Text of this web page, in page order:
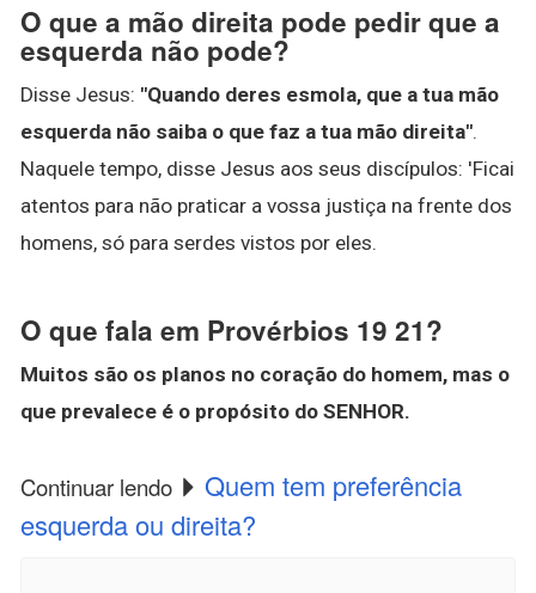
O que a mão direita pode pedir que a
esquerda não pode?
Disse Jesus: "Quando deres esmola, que a tua mão
esquerda não saiba o que faz a tua mão direita".
Naquele tempo, disse Jesus aos seus discípulos: 'Ficai
atentos para não praticar a vossa justiça na frente dos
homens, só para serdes vistos por eles.
O que fala em Provérbios 19 21?
Muitos são os planos no coração do homem, mas o
que prevalece é o propósito do SENHOR.
Continuar lendo
Quem tem preferência
esquerda ou direita?